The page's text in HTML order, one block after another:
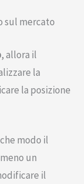
sul mercato
, allora il
la
la posizione
modo il
un
il